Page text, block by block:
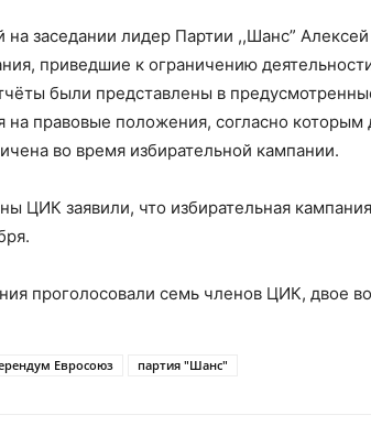
на заседании лидер Партии ,,Шанс”
приведшие к ограничению
были представлены в
на правовые положения, согласно которым
во время избирательной кампании.
ЦИК заявили, что избирательная
проголосовали семь членов ЦИК, двое
Евросоюз партия "Шанс"